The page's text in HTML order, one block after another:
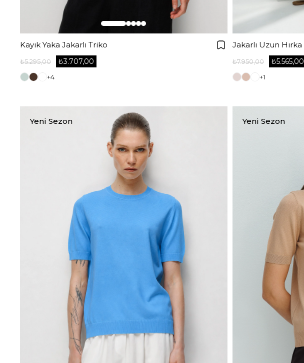
Kayık Yaka Jakarlı Triko
₺3.707,00
₺5.295,00
+4
Jakarlı Uzun Hırka
₺5.565,00
₺7.950,00
+1
Yeni Sezon Yeni Sezon